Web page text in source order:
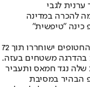
לגבי
להכרה במדינה
כינה "טיפשית"
לפי התוכנית האמריקנית, אם חמאס יסכים - כל החטופים ישוחררו תוך 72
בהדרגה משטחים בעזה.
נגד חמאס ותעביר
הבהיר במסיבת